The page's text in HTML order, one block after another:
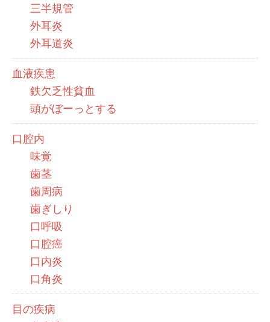
三半規管
外耳炎
外耳道炎
血液疾患
鉄欠乏性貧血
頭がぼーっとする
口腔内
味覚
歯茎
歯周病
歯ぎしり
口呼吸
口腔癌
口内炎
口角炎
目の疾病